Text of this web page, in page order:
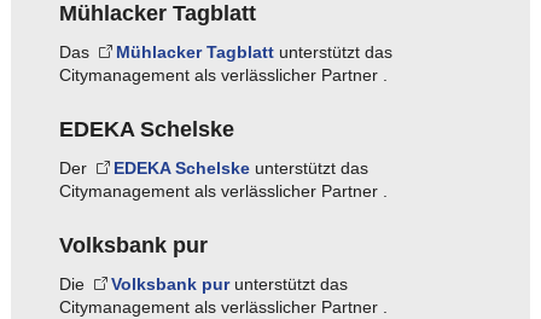
Mühlacker Tagblatt
Das Mühlacker Tagblattunterstützt das
Citymanagement als verlässlicher Partner .
EDEKA Schelske
Der EDEKA Schelskeunterstützt das
Citymanagement als verlässlicher Partner .
Volksbank pur
Die Volksbank purunterstützt das
Citymanagement als verlässlicher Partner .